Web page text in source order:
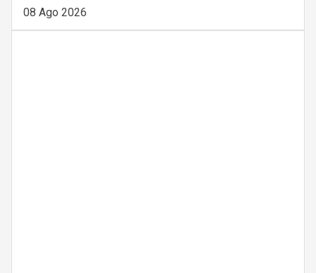
08 Ago 2026